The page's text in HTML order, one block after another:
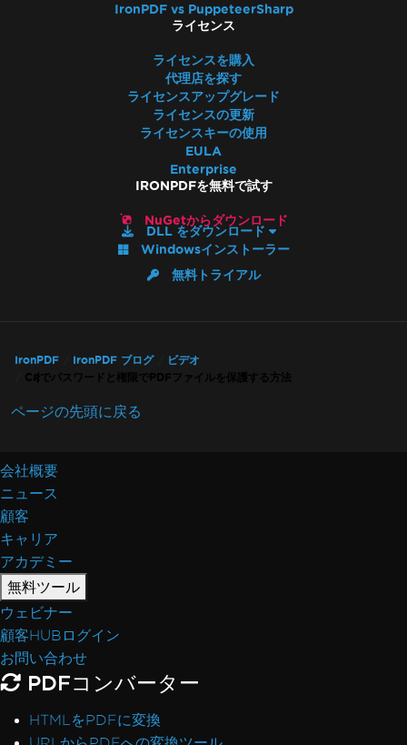
IronPDF vs PuppeteerSharp
ライセンス
ライセンスを購入
代理店を探す
ライセンスアップグレード
ライセンスの更新
ライセンスキーの使用
EULA
Enterprise
IRONPDFを無料で試す
NuGetからダウンロード
DLL をダウンロード
Windowsインストーラー
無料トライアル
IronPDF IronPDF ブログ
ビデオ
C#でパスワードと権限でPDFファイルを保護する方法
ページの先頭に戻る
会社概要
ニュース
顧客
キャリア
アカデミー
無料ツール
ウェビナー
顧客HUBログイン
お問い合わせ
PDFコンバーター
HTMLをPDFに変換